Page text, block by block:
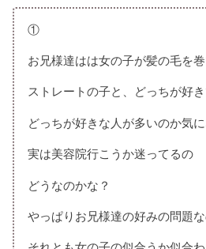
①
お兄様達はは女の子が髪の毛を
ストレートの子と、どっちが好
どっちが好きな人が多いのか気
実は美容院行こうか迷ってるの
どうなのかな？
やっぱりお兄様達の好みの問題